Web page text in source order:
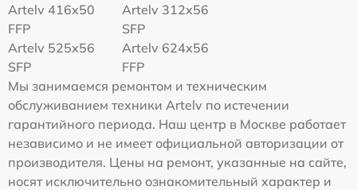
Artelv 416x50
FFP
Artelv 312x56
SFP
Artelv 525x56
SFP
Artelv 624x56
FFP
Мы занимаемся ремонтом и техническим
обслуживанием техники Artelv по истечении
гарантийного периода. Наш центр в Москве работает
независимо и не имеет официальной авторизации от
производителя. Цены на ремонт, указанные на сайте,
носят исключительно ознакомительный характер и